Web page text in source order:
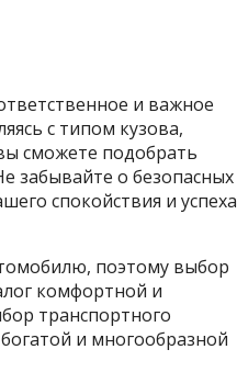
и важное
с типом кузова,
сможете подобрать
забывайте о безопасных
спокойствия и успеха
поэтому выбор
комфортной и
транспортного
и многообразной